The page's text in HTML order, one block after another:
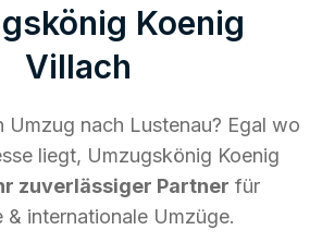
Koenig
Villach
Umzug nach Lustenau? Egal wo
liegt, Umzugskönig Koenig
zuverlässiger Partner für
& internationale Umzüge.